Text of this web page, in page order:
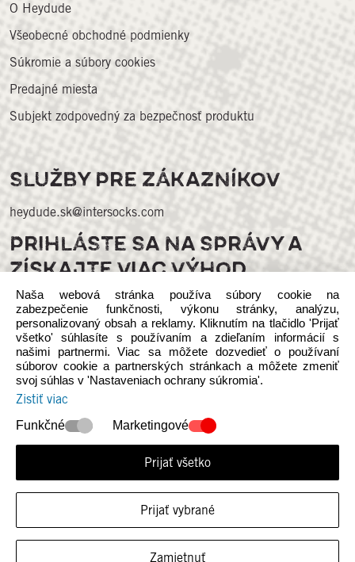
O Heydude
Všeobecné obchodné podmienky
Súkromie a súbory cookies
Predajné miesta
Subjekt zodpovedný za bezpečnosť produktu
SLUŽBY PRE ZÁKAZNÍKOV
heydude.sk@intersocks.com
PRIHLÁSTE SA NA SPRÁVY A
ZÍSKAJTE VIAC VÝHOD
Sledujte nás na sociálnych médiách
© 2026 Heydude. Upozorňujeme, že táto webová stránka je
nezávislá na vlastníctvíe a prevádzke spoločnosti INTERSOCKS s.r.o.,
autorizovaného distribútora Crocs Europe B.V. d/b/a Heydude.
Zásady ochrany osobných údajov
Naša webová stránka používa súbory cookie na
zabezpečenie funkčnosti, výkonu stránky, analýzu,
personalizovaný obsah a reklamy. Kliknutím na tlačidlo 'Prijať
všetko' súhlasíte s používaním a zdieľaním informácií s
našimi partnermi. Viac sa môžete dozvedieť o používaní
súborov cookie a partnerských stránkach a môžete zmeniť
svoj súhlas v 'Nastaveniach ochrany súkromia'.
Zistiť viac
Funkčné Marketingové
Prijať všetko
Prijať vybrané
Zamietnuť